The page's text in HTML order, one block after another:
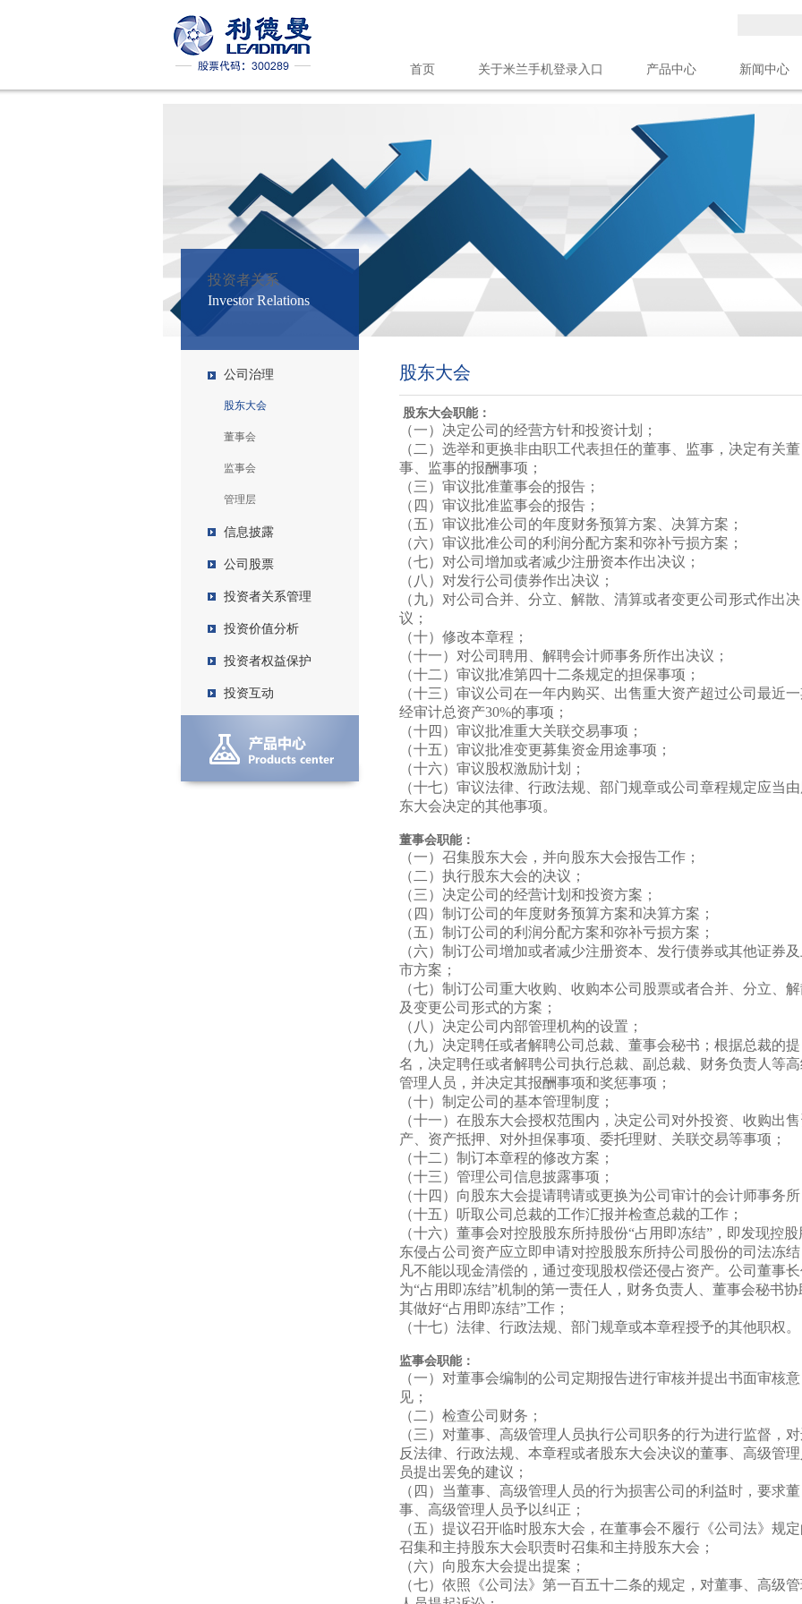
首页 关于米兰手机登录入口 产品中心 新闻中心
投资者关系
Investor Relations
公司治理
股东大会
董事会
监事会
管理层
信息披露
公司股票
投资者关系管理
投资价值分析
投资者权益保护
投资互动
股东大会
股东大会职能：
（一）决定公司的经营方针和投资计划；
（二）选举和更换非由职工代表担任的董事、监事，决定有关董
事、监事的报酬事项；
（三）审议批准董事会的报告；
（四）审议批准监事会的报告；
（五）审议批准公司的年度财务预算方案、决算方案；
（六）审议批准公司的利润分配方案和弥补亏损方案；
（七）对公司增加或者减少注册资本作出决议；
（八）对发行公司债券作出决议；
（九）对公司合并、分立、解散、清算或者变更公司形式作出决
议；
（十）修改本章程；
（十一）对公司聘用、解聘会计师事务所作出决议；
（十二）审议批准第四十二条规定的担保事项；
（十三）审议公司在一年内购买、出售重大资产超过公司最近一
经审计总资产30%的事项；
（十四）审议批准重大关联交易事项；
（十五）审议批准变更募集资金用途事项；
（十六）审议股权激励计划；
（十七）审议法律、行政法规、部门规章或公司章程规定应当
东大会决定的其他事项。
董事会职能：
（一）召集股东大会，并向股东大会报告工作；
（二）执行股东大会的决议；
（三）决定公司的经营计划和投资方案；
（四）制订公司的年度财务预算方案和决算方案；
（五）制订公司的利润分配方案和弥补亏损方案；
（六）制订公司增加或者减少注册资本、发行债券或其他证券及
市方案；
（七）制订公司重大收购、收购本公司股票或者合并、分立、
及变更公司形式的方案；
（八）决定公司内部管理机构的设置；
（九）决定聘任或者解聘公司总裁、董事会秘书；根据总裁的提
名，决定聘任或者解聘公司执行总裁、副总裁、财务负责人等高
管理人员，并决定其报酬事项和奖惩事项；
（十）制定公司的基本管理制度；
（十一）在股东大会授权范围内，决定公司对外投资、收购出
产、资产抵押、对外担保事项、委托理财、关联交易等事项；
（十二）制订本章程的修改方案；
（十三）管理公司信息披露事项；
（十四）向股东大会提请聘请或更换为公司审计的会计师事务所
（十五）听取公司总裁的工作汇报并检查总裁的工作；
（十六）董事会对控股股东所持股份“占用即冻结”，即发现控股
东侵占公司资产应立即申请对控股股东所持公司股份的司法冻结
凡不能以现金清偿的，通过变现股权偿还侵占资产。公司董事
为“占用即冻结”机制的第一责任人，财务负责人、董事会秘书协
其做好“占用即冻结”工作；
（十七）法律、行政法规、部门规章或本章程授予的其他职权。
监事会职能：
（一）对董事会编制的公司定期报告进行审核并提出书面审核意
见；
（二）检查公司财务；
（三）对董事、高级管理人员执行公司职务的行为进行监督，
反法律、行政法规、本章程或者股东大会决议的董事、高级管理
员提出罢免的建议；
（四）当董事、高级管理人员的行为损害公司的利益时，要求董
事、高级管理人员予以纠正；
（五）提议召开临时股东大会，在董事会不履行《公司法》规
召集和主持股东大会职责时召集和主持股东大会；
（六）向股东大会提出提案；
（七）依照《公司法》第一百五十二条的规定，对董事、高级